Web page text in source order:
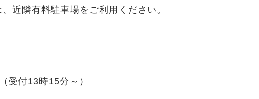
近隣有料駐車場をご利用ください。
受付13時15分～）